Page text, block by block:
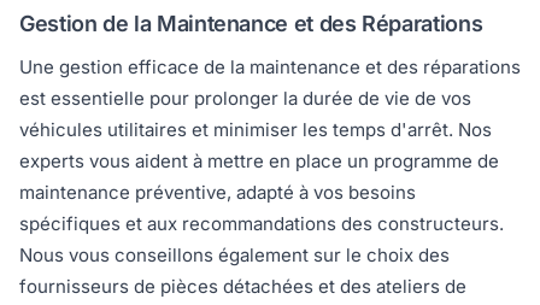
Gestion de la Maintenance et des Réparations
Une gestion efficace de la maintenance et des réparations
est essentielle pour prolonger la durée de vie de vos
véhicules utilitaires et minimiser les temps d'arrêt. Nos
experts vous aident à mettre en place un programme de
maintenance préventive, adapté à vos besoins
spécifiques et aux recommandations des constructeurs.
Nous vous conseillons également sur le choix des
fournisseurs de pièces détachées et des ateliers de